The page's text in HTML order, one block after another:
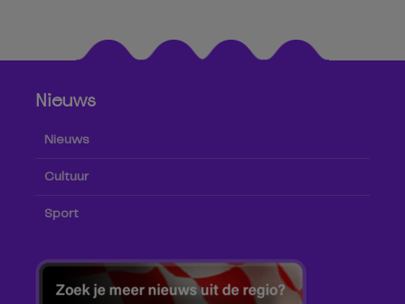
Nieuws
Nieuws
Cultuur
Sport